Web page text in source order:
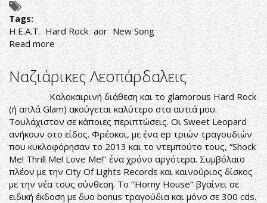
Tags:
H.E.A.T. Hard Rock aor New Song
Read more about
H.E.A.T.
ΕΠΕΣΤΡΕΨΑΝ
ΜΕ
ΝΕΟ
ΤΡΑΓΟΥΔΙ
ΣΕ
LYRIC
VIDEO
Ναζιάρικες Λεοπάρδαλεις
Καλοκαιρινή διάθεση και το glamorous Hard Rock
(ή απλά Glam) ακούγεται καλύτερο στα αυτιά μου.
Τουλάχιστον σε κάποιες περιπτώσεις. Οι Sweet Leopard
ανήκουν στο είδος. Φρέσκοι, με ένα ep τριών τραγουδιών
που κυκλοφόρησαν το 2013 και το ντεμπούτο τους, “Shock
Me! Thrill Me! Love Me!’’ ένα χρόνο αργότερα. Συμβόλαιο
πλέον με την City Of Lights Records και καινούριος δίσκος
με την νέα τους σύνθεση. Το ‘’Horny House’’ βγαίνει σε
ειδική έκδοση με δυο bonus τραγούδια και μόνο σε 300 cds.